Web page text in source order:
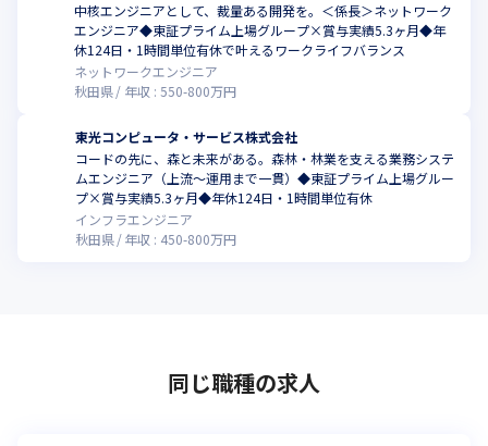
中核エンジニアとして、裁量ある開発を。＜係長＞ネットワーク
エンジニア◆東証プライム上場グループ×賞与実績5.3ヶ月◆年
休124日・1時間単位有休で叶えるワークライフバランス
ネットワークエンジニア
秋田県
年収 : 550-800万円
東光コンピュータ・サービス株式会社
コードの先に、森と未来がある。森林・林業を支える業務システ
ムエンジニア（上流～運用まで一貫）◆東証プライム上場グルー
プ×賞与実績5.3ヶ月◆年休124日・1時間単位有休
インフラエンジニア
秋田県
年収 : 450-800万円
同じ職種の求人